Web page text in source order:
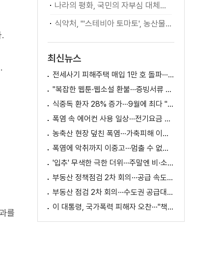
를
나라의 평화, 국민의 자부심 대체불가 대한민국 이재명 대통령 모두말씀
식약처, "'스테비아 토마토', 농산물 아닌 가공식품"
최신뉴스
전세사기 피해주택 매입 1만 호 돌파···피해 지원 속도
"복잡한 웹툰·웹소설 환불···증빙서류 요구까지"
식중독 환자 28% 증가···9월에 최다 "입추 방심 금물"
폭염 속 에어컨 사용 일상···전기요금 줄이려면?
농축산 현장 덮친 폭염···가축피해 이틀 새 28만 마리↑
폭염에 악취까지 이중고···멈출 수 없는 필수노동
'입추' 무색한 극한 더위···주말엔 비·소나기
부동산 정책점검 2차 회의···공급 속도전 본격화하나
부동산 점검 2차 회의···수도권 공급대책 논의
이 대통령, 국가폭력 피해자 오찬···"책임지고 치유"